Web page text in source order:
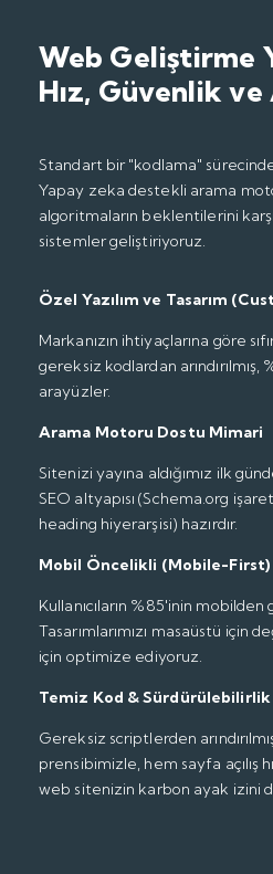
Web Geliştirme
Hız, Güvenlik ve
Standart bir "kodlama"
Yapay zeka destekli arama
algoritmaların beklentilerini
sistemler geliştiriyoruz.
Özel Yazılım ve Tasarım
Markanızın ihtiyaçlarına göre
gereksiz kodlardan arındırılmış,
arayüzler.
Arama Motoru Dostu Mimari
Sitenizi yayına aldığımız ilk
SEO altyapısı (Schema.org
heading hiyerarşisi) hazırdır.
Mobil Öncelikli (Mobile-
Kullanıcıların %85'inin
Tasarımlarımızı masaüstü için
için optimize ediyoruz.
Temiz Kod & Sürdürülebilirlik
Gereksiz scriptlerden
prensibimizle, hem sayfa açılış
web sitenizin karbon ayak izini